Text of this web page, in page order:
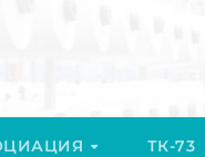
ТК-73